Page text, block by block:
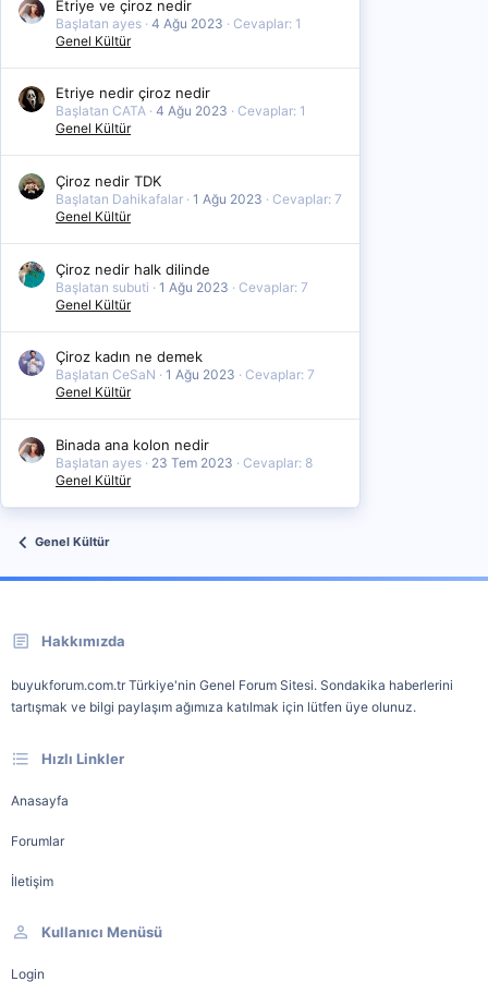
Etriye ve çiroz nedir
Başlatan ayes 4 Ağu 2023
Cevaplar: 1
Genel Kültür
Etriye nedir çiroz nedir
Başlatan CATA 4 Ağu 2023
Cevaplar: 1
Genel Kültür
Çiroz nedir TDK
Başlatan Dahikafalar 1 Ağu 2023
Cevaplar: 7
Genel Kültür
Çiroz nedir halk dilinde
Başlatan subuti 1 Ağu 2023
Cevaplar: 7
Genel Kültür
Çiroz kadın ne demek
Başlatan CeSaN 1 Ağu 2023
Cevaplar: 7
Genel Kültür
Binada ana kolon nedir
Başlatan ayes 23 Tem 2023
Cevaplar: 8
Genel Kültür
Genel Kültür
Hakkımızda
buyukforum.com.tr Türkiye'nin Genel Forum Sitesi. Sondakika haberlerini
tartışmak ve bilgi paylaşım ağımıza katılmak için lütfen üye olunuz.
Hızlı Linkler
Anasayfa
Forumlar
İletişim
Kullanıcı Menüsü
Login